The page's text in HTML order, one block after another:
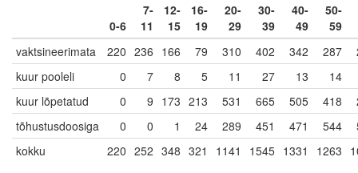
0-6
7-
11
12-
15
16-
19
20-
29
30-
39
40-
49
50-
59
vaktsineerimata
220 236 166 79 310 402 342 287
kuur pooleli
0 7 8 5 11 27 13
14
kuur lõpetatud
0 9 173 213 531 665 505 418
tõhustusdoosiga
0 0 1 24 289 451 471 544
kokku
220 252 348 321 1141 1545 1331 1263